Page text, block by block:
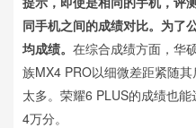
同手机之间的成绩对比。为了
均成绩。 在综合成绩方面，华
族MX4 PRO以细微差距紧随
太多。荣耀6 PLUS的成绩也
4万分。